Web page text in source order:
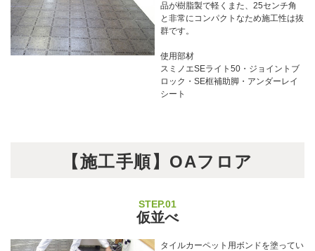
品が樹脂製で軽くまた、25センチ角
と非常にコンパクトなため施工性は抜
群です。
使用部材
スミノエSEライト50・ジョイントブ
ロック・SE框補助脚・アンダーレイ
シート
【施工手順】OAフロア
STEP.01
仮並べ
タイルカーペット用ボンドを塗ってい